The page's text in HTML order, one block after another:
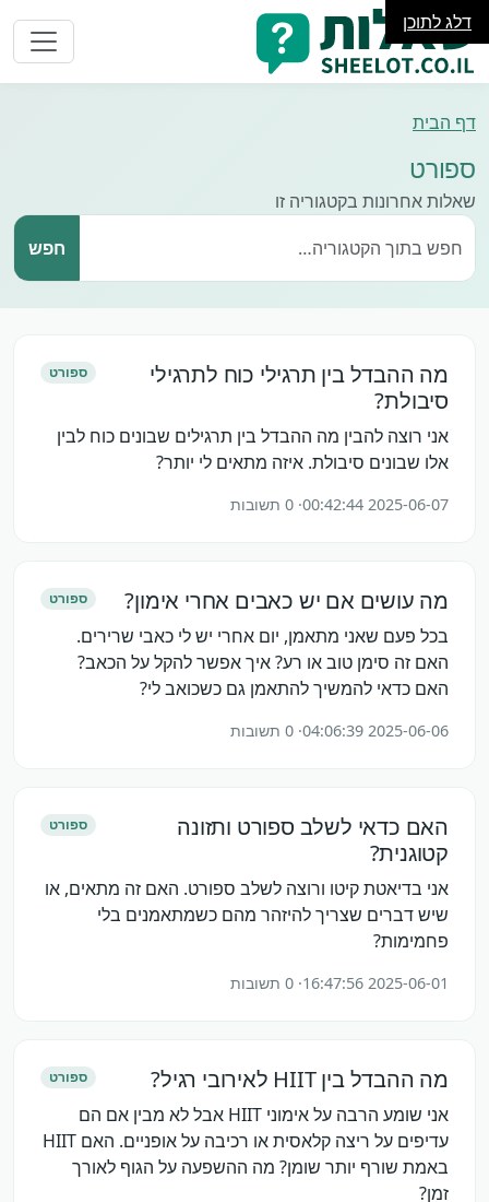
דלג לתוכן
דף הבית
ספורט
שאלות אחרונות בקטגוריה זו
חפש
מה ההבדל בין תרגילי כוח לתרגילי
סיבולת?
ספורט
אני רוצה להבין מה ההבדל בין תרגילים שבונים כוח לבין
אלו שבונים סיבולת. איזה מתאים לי יותר?
2025-06-07 00:42:44 · 0 תשובות
מה עושים אם יש כאבים אחרי אימון? ספורט
בכל פעם שאני מתאמן, יום אחרי יש לי כאבי שרירים.
האם זה סימן טוב או רע? איך אפשר להקל על הכאב?
האם כדאי להמשיך להתאמן גם כשכואב לי?
2025-06-06 04:06:39 · 0 תשובות
האם כדאי לשלב ספורט ותזונה
קטוגנית?
ספורט
אני בדיאטת קיטו ורוצה לשלב ספורט. האם זה מתאים, או
שיש דברים שצריך להיזהר מהם כשמתאמנים בלי
פחמימות?
2025-06-01 16:47:56 · 0 תשובות
מה ההבדל בין HIIT לאירובי רגיל? ספורט
אני שומע הרבה על אימוני HIIT אבל לא מבין אם הם
עדיפים על ריצה קלאסית או רכיבה על אופניים. האם HIIT
באמת שורף יותר שומן? מה ההשפעה על הגוף לאורך
זמן?